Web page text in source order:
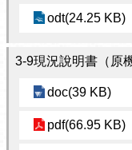
odt(24.25 KB)
3-9現況說明書（原
doc(39 KB)
pdf(66.95 KB)